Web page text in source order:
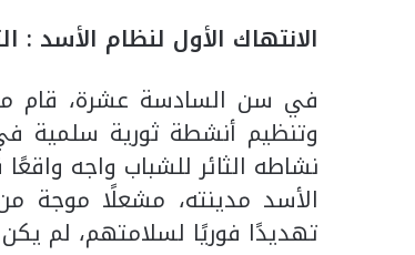
الانتهاك الأول لنظام الأسد :
في سن السادسة عشرة، قام
وتنظيم أنشطة ثورية سلمية
الأسد مدينته، مشعلًا موجة
تهديدًا فوريًا لسلامتهم، لم